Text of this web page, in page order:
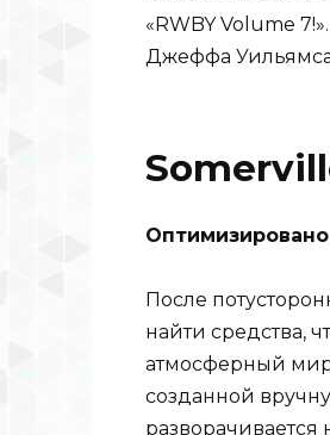
«RWBY Volume
Джеффа
После
найти средства,
атмосферный
созданной
разворачивается